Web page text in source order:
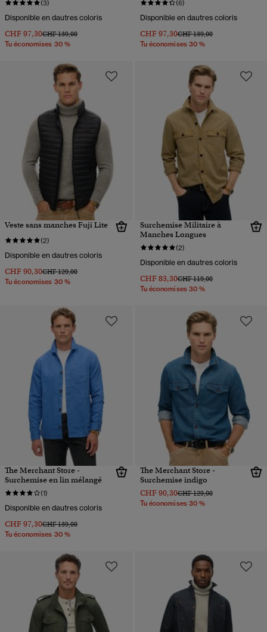
(3)
Disponible en dautres coloris
CHF 97,30Prix réduit de
CHF 139,00à
Tu économises 30 %
(6)
Disponible en dautres coloris
CHF 97,30Prix réduit de
CHF 139,00à
Tu économises 30 %
Veste sans manches Fuji Lite
(2)
Disponible en dautres coloris
CHF 90,30Prix réduit de
CHF 129,00à
Tu économises 30 %
Surchemise Militaire à
Manches Longues
(2)
Disponible en dautres coloris
CHF 83,30Prix réduit de
CHF 119,00à
Tu économises 30 %
The Merchant Store -
Surchemise en lin mélangé
(1)
Disponible en dautres coloris
CHF 97,30Prix réduit de
CHF 139,00à
Tu économises 30 %
The Merchant Store -
Surchemise indigo
CHF 90,30Prix réduit de
CHF 129,00à
Tu économises 30 %